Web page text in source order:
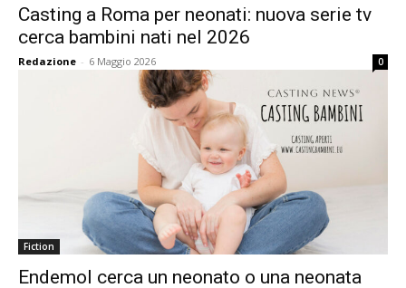
Casting a Roma per neonati: nuova serie tv
cerca bambini nati nel 2026
Redazione - 6 Maggio 2026 0
Fiction
Endemol cerca un neonato o una neonata